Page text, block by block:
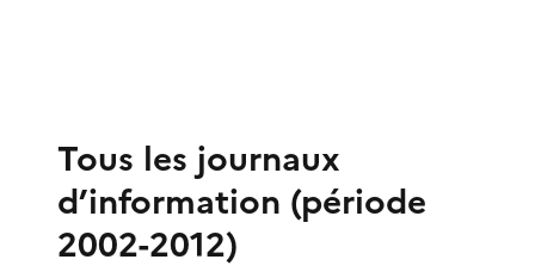
Tous les journaux
d’information (période
2002-2012)